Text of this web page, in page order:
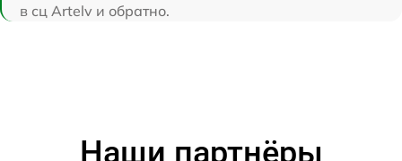
в сц Artelv и обратно.
Наши партнёры